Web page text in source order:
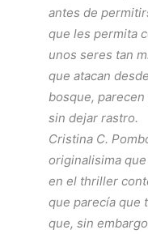
antes de
que les permita
unos seres tan
que atacan
bosque,
sin dejar rastro.
Cristina C.
originalisima
en el thriller
que parecía que
que, sin